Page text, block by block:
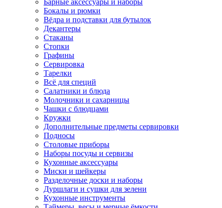
Барные аксессуары и наборы
Бокалы и рюмки
Вёдра и подставки для бутылок
Декантеры
Стаканы
Стопки
Графины
Сервировка
Тарелки
Всё для специй
Салатники и блюда
Молочники и сахарницы
Чашки с блюдцами
Кружки
Дополнительные предметы сервировки
Подносы
Столовые приборы
Наборы посуды и сервизы
Кухонные аксессуары
Миски и шейкеры
Разделочные доски и наборы
Дуршлаги и сушки для зелени
Кухонные инструменты